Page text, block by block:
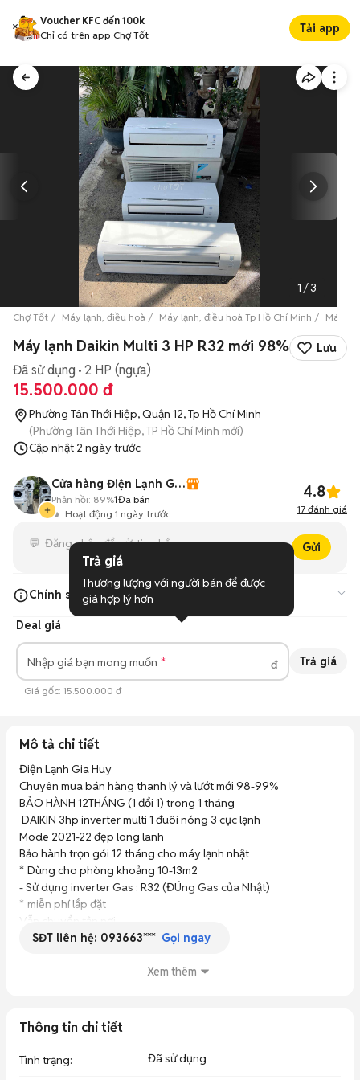
Voucher KFC đến 100k
Chỉ có trên app Chợ Tốt
Tải app
1 /3
Chợ Tốt Máy lạnh, điều hoà Máy lạnh, điều hoà Tp Hồ Chí Minh Máy
Máy lạnh Daikin Multi 3 HP R32 mới 98% Lưu
Đã sử dụng 2 HP (ngựa)
15.500.000 đ
Phường Tân Thới Hiệp, Quận 12, Tp Hồ Chí Minh
(Phường Tân Thới Hiệp, TP Hồ Chí Minh mới)
Cập nhật 2 ngày trước
Cửa hàng Điện Lạnh Gia Huy
Hoạt động 1 ngày trước
Phản hồi: 89%1Đã bán 4.8
17 đánh giá
Gửi
Chính sách cửa hàng
Miễn phí vận chuyển nội thành
Bảo hành 12 tháng phần cứng
Đổi trả hàng 1 đổi 1 trong 7 ngày
Deal giá
Nhập giá bạn mong muốn đ Trả giá
Giá gốc: 15.500.000 đ
Mô tả chi tiết
Điện Lạnh Gia Huy
Chuyên mua bán hàng thanh lý và lướt mới 98-99%
BẢO HÀNH 12THÁNG (1 đổi 1) trong 1 tháng
Mode 2021-22 đẹp long lanh
Bảo hành trọn gói 12 tháng cho máy lạnh nhật
* Dùng cho phòng khoảng 10-13m2
- Sử dụng inverter Gas : R32 (ĐÚng Gas của Nhật)
* miễn phí lắp đặt
Vẫn chuyển tận nơi
* Công nghệ Inverter:
thường. Giảm hóa đơn tiền điện xuống 70%.
* Chế độ làm lạnh không khô:
Giữ lại độ ẩm trong phòng (giúp không khô mũi, khô da, và khô
họng), tạo giấc ngủ ngon.
SĐT liên hệ: 093663*** Gọi ngay
Xem thêm
Thông tin chi tiết
Tình trạng: Đã sử dụng
Trả giá
Thương lượng với người bán để được
giá hợp lý hơn